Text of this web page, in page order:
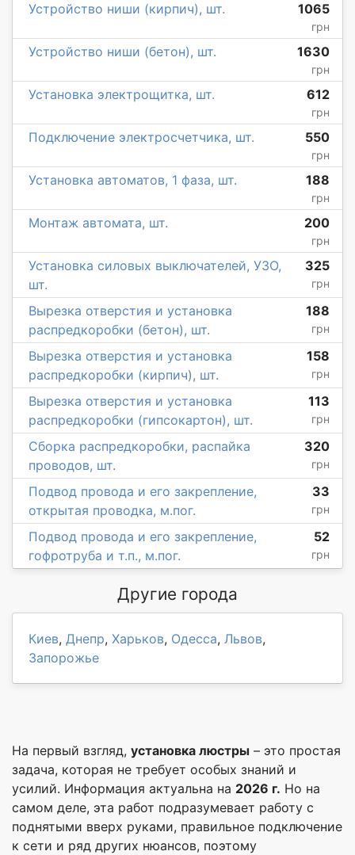
Устройство ниши (кирпич), шт. 1065
грн
Устройство ниши (бетон), шт. 1630
грн
Установка электрощитка, шт. 612
грн
Подключение электросчетчика, шт. 550
грн
Установка автоматов, 1 фаза, шт. 188
грн
Монтаж автомата, шт. 200
грн
Установка силовых выключателей, УЗО,
шт.
325
грн
Вырезка отверстия и установка
распредкоробки (бетон), шт.
188
грн
Вырезка отверстия и установка
распредкоробки (кирпич), шт.
158
грн
Вырезка отверстия и установка
распредкоробки (гипсокартон), шт.
113
грн
Сборка распредкоробки, распайка
проводов, шт.
320
грн
Подвод провода и его закрепление,
открытая проводка, м.пог.
33
грн
Подвод провода и его закрепление,
гофротруба и т.п., м.пог.
52
грн
Другие города
Киев, Днепр, Харьков, Одесса, Львов,
Запорожье
На первый взгляд, установка люстры – это простая
задача, которая не требует особых знаний и
усилий. Информация актуальна на 2026 г. Но на
самом деле, эта работ подразумевает работу с
поднятыми вверх руками, правильное подключение
к сети и ряд других нюансов, поэтому